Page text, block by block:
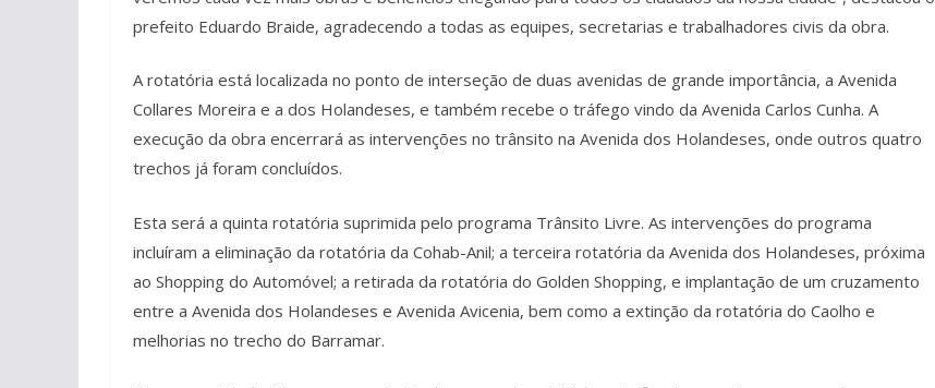
prefeito Eduardo Braide, agradecendo a todas as equipes, secretarias e trabalhadores civis da obra.
A rotatória está localizada no ponto de interseção de duas avenidas de grande importância, a Avenida
Collares Moreira e a dos Holandeses, e também recebe o tráfego vindo da Avenida Carlos Cunha. A
execução da obra encerrará as intervenções no trânsito na Avenida dos Holandeses, onde outros quatro
trechos já foram concluídos.
Esta será a quinta rotatória suprimida pelo programa Trânsito Livre. As intervenções do programa
incluíram a eliminação da rotatória da Cohab-Anil; a terceira rotatória da Avenida dos Holandeses, próxima
ao Shopping do Automóvel; a retirada da rotatória do Golden Shopping, e implantação de um cruzamento
entre a Avenida dos Holandeses e Avenida Avicenia, bem como a extinção da rotatória do Caolho e
melhorias no trecho do Barramar.